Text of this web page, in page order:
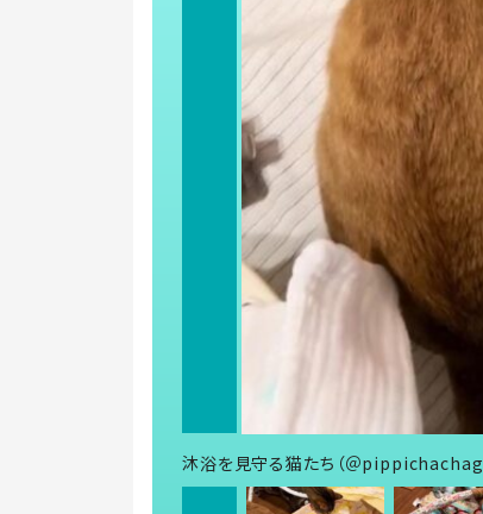
沐浴を見守る猫たち（＠pippichachagx